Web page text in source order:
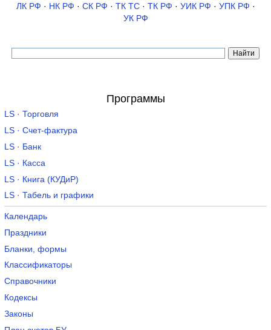
ЛК РФ · НК РФ · СК РФ · ТК TC· ТК РФ · УИК РФ · УПК РФ ·
УК РФ
Программы
LS · Торговля
LS · Счет-фактура
LS · Банк
LS · Касса
LS · Книга (КУДиР)
LS · Табель и графики
Календарь
Праздники
Бланки, формы
Классификаторы
Справочники
Кодексы
Законы